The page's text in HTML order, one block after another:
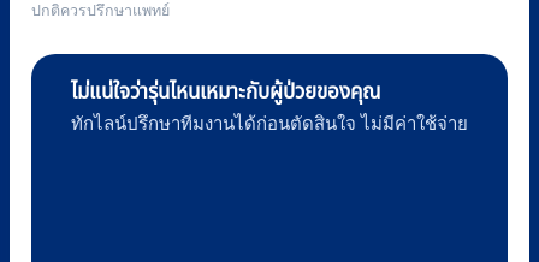
ปกติควรปรึกษาแพทย์
ไม่แน่ใจว่ารุ่นไหนเหมาะกับผู้ป่วยของคุณ
ทักไลน์ปรึกษาทีมงานได้ก่อนตัดสินใจ ไม่มีค่าใช้จ่าย